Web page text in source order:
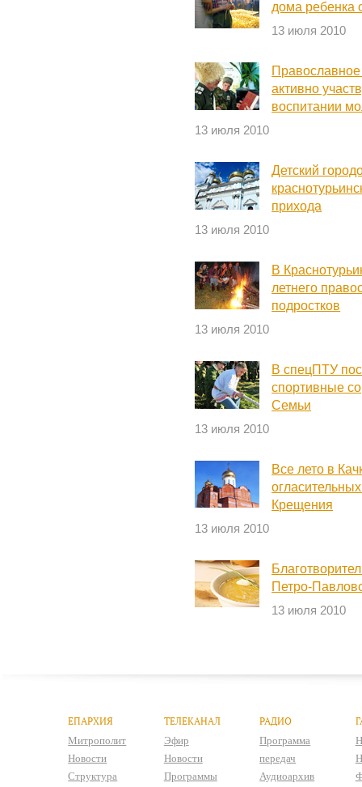
дома ребенка
13 июля 2010
активно
воспитании
13 июля 2010
Детский
прихода
13 июля 2010
В
летнего
подростков
13 июля 2010
В спецПТУ
спортивные
Семьи
13 июля 2010
Все лето в
Крещения
13 июля 2010
Петро-
13 июля 2010
ЕПАРХИЯ
Митрополит
Новости
Структура
ТЕЛЕКАНАЛ
Эфир
Новости
Программы
РАДИО
Программа
передач
Аудиоархив